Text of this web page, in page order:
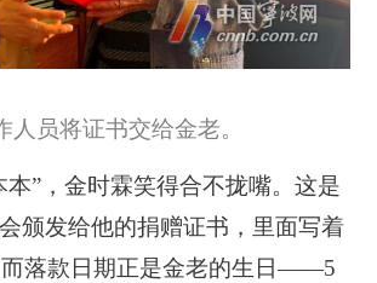
人员将证书交给金老。
”，金时霖笑得合不拢嘴。这是
颁发给他的捐赠证书，里面写着
而落款日期正是金老的生日——5